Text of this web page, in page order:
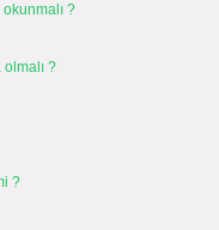
?
?
?